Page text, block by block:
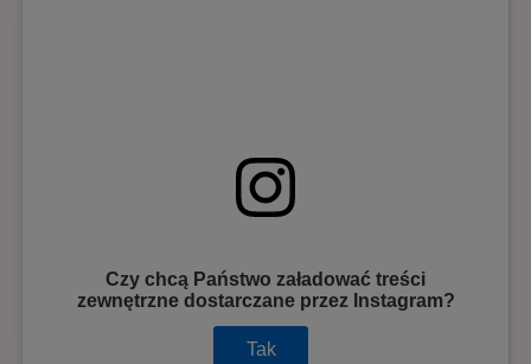
Czy chcą Państwo załadować treści
zewnętrzne dostarczane przez Instagram?
Tak